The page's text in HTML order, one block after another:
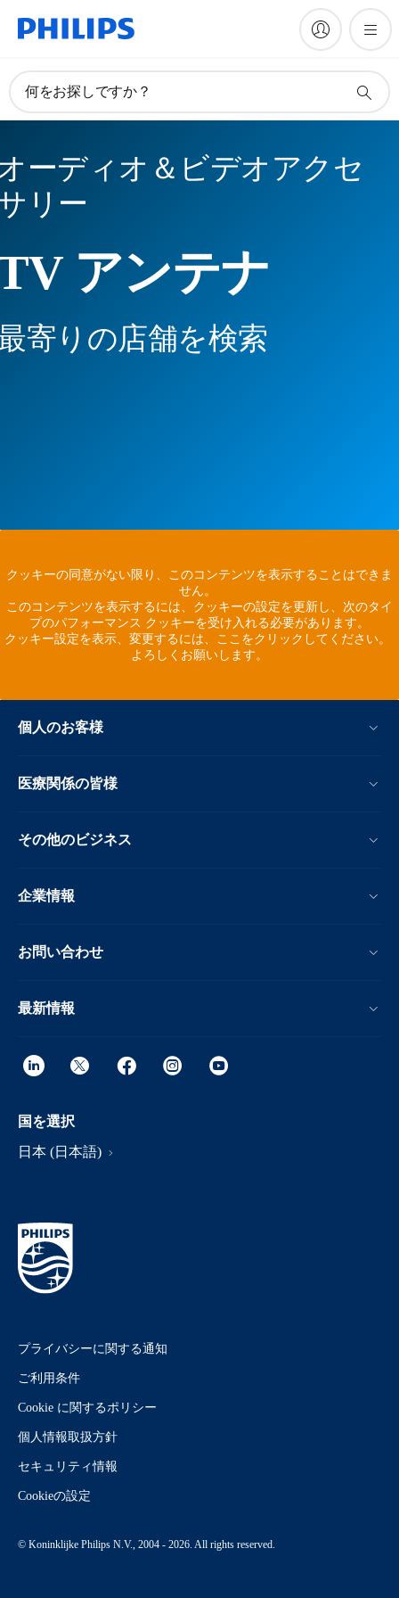
何をお探しですか？
ーディオ＆ビデオアクセ
リー
アンテナ
寄りの店舗を検索
クッキーの同意がない限り、このコンテンツを表示することはできま
せん。
このコンテンツを表示するには、クッキーの設定を更新し、次のタイ
プのパフォーマンス クッキーを受け入れる必要があります。
クッキー設定を表示、変更するには、ここをクリックしてください。
よろしくお願いします。
個人のお客様
医療関係の皆様
その他のビジネス
企業情報
お問い合わせ
最新情報
国を選択
日本 (日本語)
プライバシーに関する通知
ご利用条件
Cookie に関するポリシー
個人情報取扱方針
セキュリティ情報
Cookieの設定
© Koninklijke Philips N.V., 2004 - 2026. All rights reserved.